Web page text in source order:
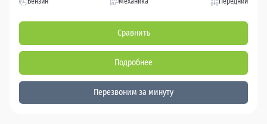
Сравнить
Подробнее
Перезвоним за минуту